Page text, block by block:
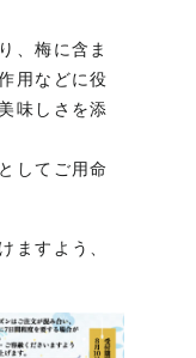
、梅に含ま
用などに役
味しさを添
してご用命
ますよう、